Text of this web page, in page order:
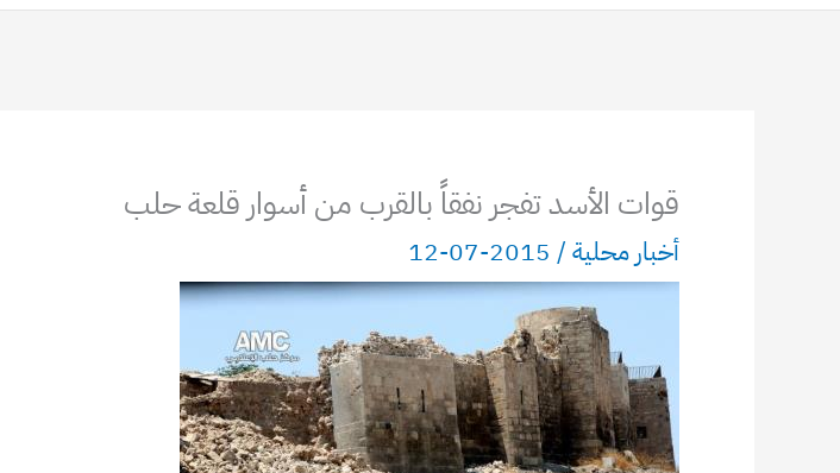
قوات الأسد تفجر نفقاً بالقرب من أسوار قلعة حلب
أخبار محلية/
2015-07-12